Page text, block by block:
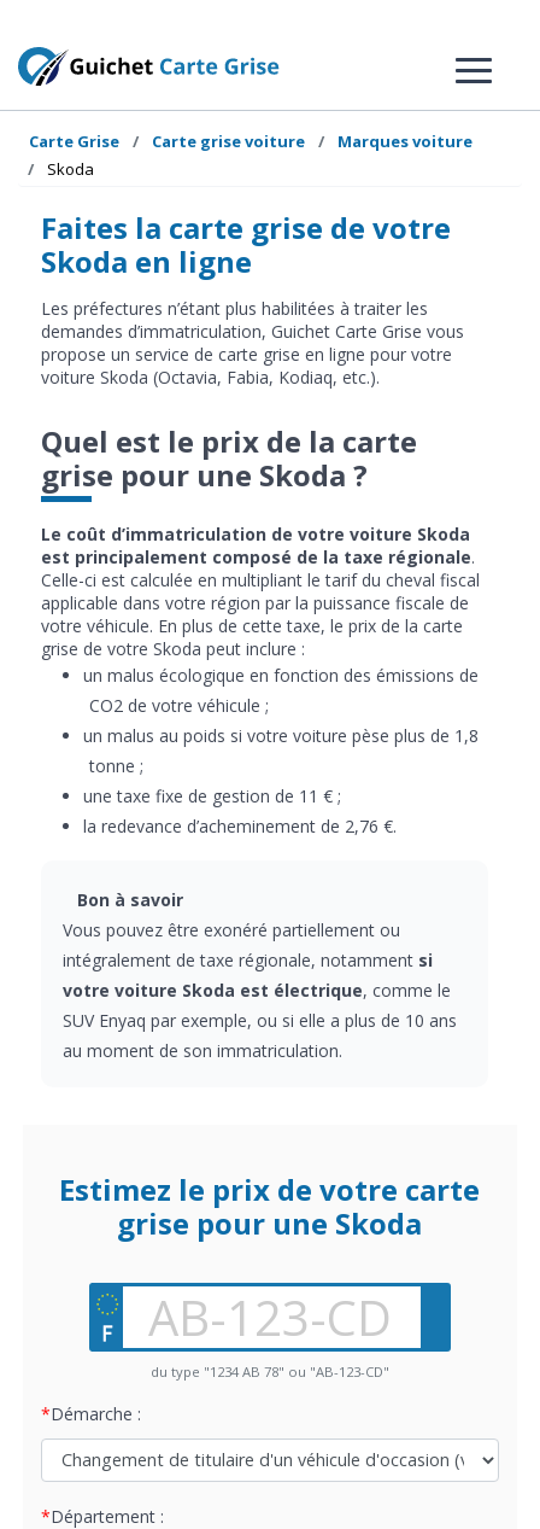
Carte Grise Carte grise voiture
Marques voiture
Skoda
Faites la carte grise de votre
Skoda en ligne
Les préfectures n’étant plus habilitées à traiter les
demandes d’immatriculation, Guichet Carte Grise vous
propose un service de carte grise en ligne pour votre
voiture Skoda (Octavia, Fabia, Kodiaq, etc.).
Quel est le prix de la carte
grise pour une Skoda ?
Le coût d’immatriculation de votre voiture Skoda
est principalement composé de la taxe régionale.
Celle-ci est calculée en multipliant le tarif du cheval fiscal
applicable dans votre région par la puissance fiscale de
votre véhicule. En plus de cette taxe, le prix de la carte
grise de votre Skoda peut inclure :
un malus écologique en fonction des émissions de
CO2 de votre véhicule ;
un malus au poids si votre voiture pèse plus de 1,8
tonne ;
une taxe fixe de gestion de 11 € ;
la redevance d’acheminement de 2,76 €.
Bon à savoir
Vous pouvez être exonéré partiellement ou
intégralement de taxe régionale, notamment si
votre voiture Skoda est électrique, comme le
SUV Enyaq par exemple, ou si elle a plus de 10 ans
au moment de son immatriculation.
Estimez le prix de votre carte
grise pour une Skoda
du type "1234 AB 78" ou "AB-123-CD"
Démarche :
Département :